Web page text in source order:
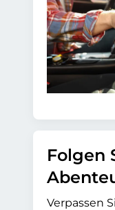
Folgen
Verpassen